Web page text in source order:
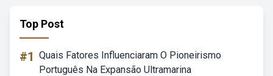
Top Post
#1 Quais Fatores Influenciaram O Pioneirismo
Português Na Expansão Ultramarina